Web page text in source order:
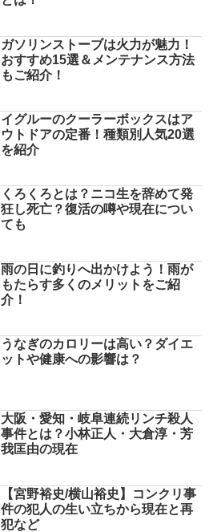
ガソリンストーブは火力が魅力！
おすすめ15選＆メンテナンス方法
もご紹介！
イグルーのクーラーボックスはア
ウトドアの定番！種類別人気20選
を紹介
くろくろとは？ニコ生を辞めて発
狂し死亡？復活の噂や現在につい
ても
雨の日に釣りへ出かけよう！雨が
もたらす多くのメリットをご紹
介！
うなぎのカロリーは高い？ダイエ
ットや健康への影響は？
大阪・愛知・岐阜連続リンチ殺人
事件とは？小林正人・大倉淳・芳
我匡由の現在
【宮野裕史/横山裕史】コンクリ事
件の犯人の生い立ちから現在と再
犯など